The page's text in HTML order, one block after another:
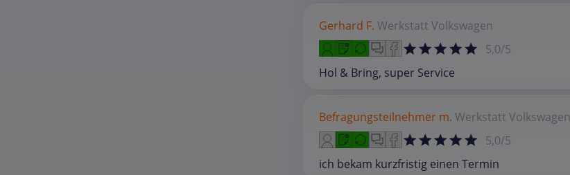
Gerhard F. Werkstatt Volkswagen
5,0/5
Hol & Bring, super Service
Befragungsteilnehmer m. Werkstatt Volkswagen
5,0/5
ich bekam kurzfristig einen Termin